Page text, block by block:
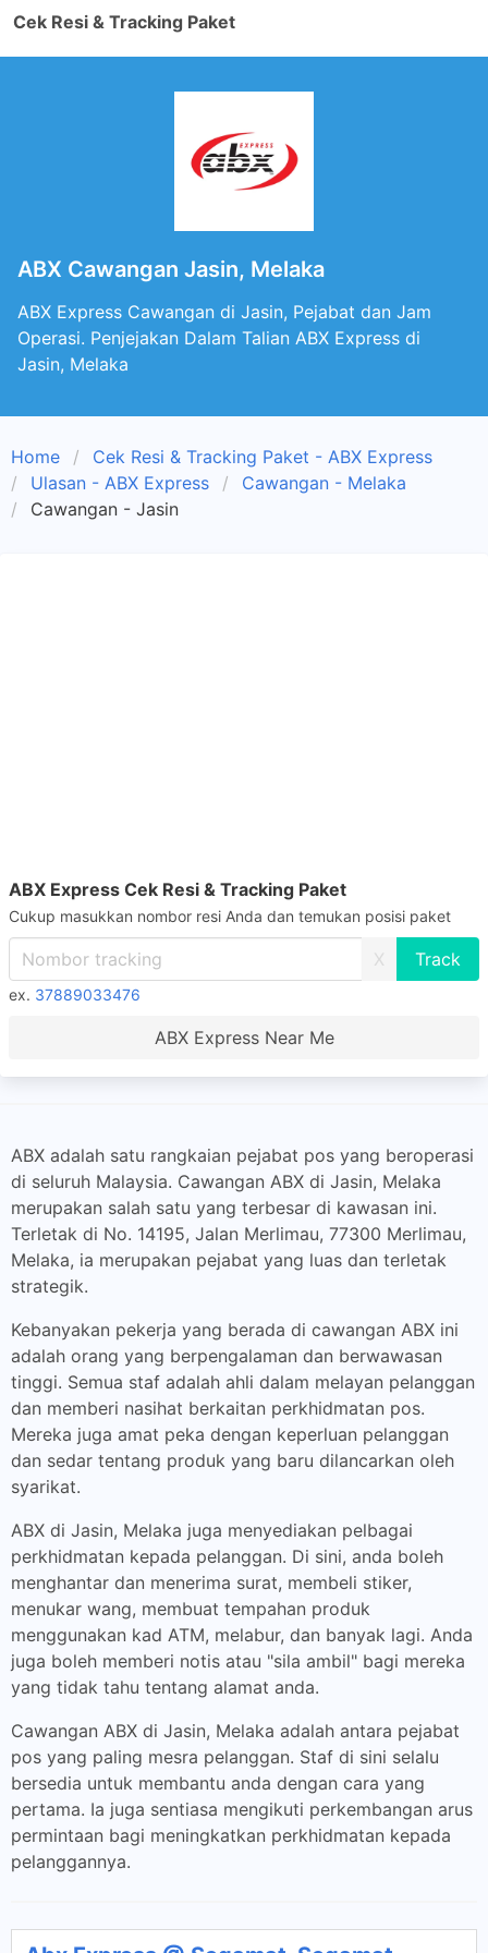
Cek Resi & Tracking Paket
ABX Cawangan Jasin, Melaka
ABX Express Cawangan di Jasin, Pejabat dan Jam
Operasi. Penjejakan Dalam Talian ABX Express di
Jasin, Melaka
Home
Cek Resi & Tracking Paket - ABX Express
Ulasan - ABX Express
Cawangan - Melaka
Cawangan - Jasin
ABX Express Cek Resi & Tracking Paket
Cukup masukkan nombor resi Anda dan temukan posisi paket
X
ex. 37889033476
ABX Express Near Me
ABX adalah satu rangkaian pejabat pos yang beroperasi
di seluruh Malaysia. Cawangan ABX di Jasin, Melaka
merupakan salah satu yang terbesar di kawasan ini.
Terletak di No. 14195, Jalan Merlimau, 77300 Merlimau,
Melaka, ia merupakan pejabat yang luas dan terletak
strategik.
Kebanyakan pekerja yang berada di cawangan ABX ini
adalah orang yang berpengalaman dan berwawasan
tinggi. Semua staf adalah ahli dalam melayan pelanggan
dan memberi nasihat berkaitan perkhidmatan pos.
Mereka juga amat peka dengan keperluan pelanggan
dan sedar tentang produk yang baru dilancarkan oleh
syarikat.
ABX di Jasin, Melaka juga menyediakan pelbagai
perkhidmatan kepada pelanggan. Di sini, anda boleh
menghantar dan menerima surat, membeli stiker,
menukar wang, membuat tempahan produk
menggunakan kad ATM, melabur, dan banyak lagi. Anda
juga boleh memberi notis atau "sila ambil" bagi mereka
yang tidak tahu tentang alamat anda.
Cawangan ABX di Jasin, Melaka adalah antara pejabat
pos yang paling mesra pelanggan. Staf di sini selalu
bersedia untuk membantu anda dengan cara yang
pertama. Ia juga sentiasa mengikuti perkembangan arus
permintaan bagi meningkatkan perkhidmatan kepada
pelanggannya.